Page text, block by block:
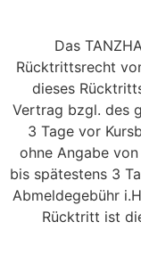
Das
Rücktrittsrecht
dieses
Vertrag bzgl. des
3 Tage vor
ohne Angabe
bis spätestens 3
Abmeldegebühr
Rücktritt ist